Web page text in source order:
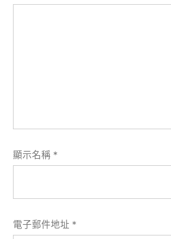
顯示名稱 *
電子郵件地址 *